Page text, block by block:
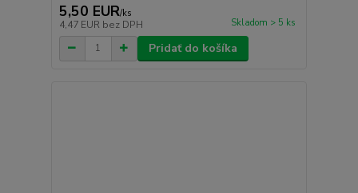
5,50 EUR/ks
4,47 EUR bez DPH Skladom > 5 ks
Pridať do košíka